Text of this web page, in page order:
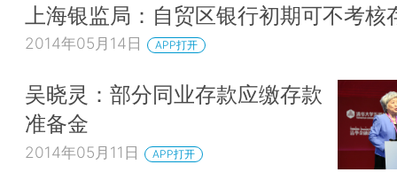
上海银监局：自贸区银行初期可不考核
2014年05月14日 APP打开
吴晓灵：部分同业存款应缴存款
准备金
2014年05月11日 APP打开